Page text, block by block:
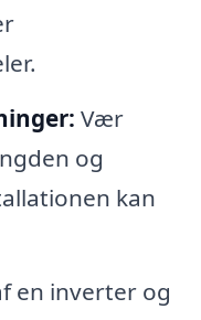
Vær
og
kan
en inverter og